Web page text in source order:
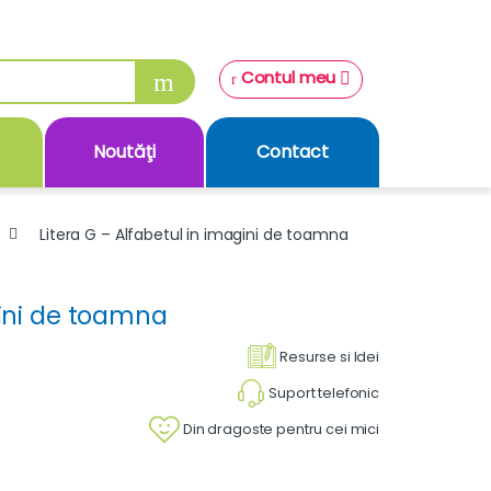
Contul meu
Noutăţi Contact
Litera G – Alfabetul in imagini de toamna
de toamna
Resurse si Idei
Suport telefonic
Din dragoste pentru cei mici